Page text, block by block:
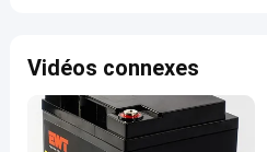
légère
avec
une
Vidéos connexes